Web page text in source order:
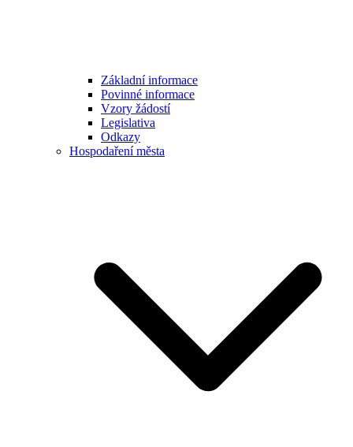
Základní informace
Povinné informace
Vzory žádostí
Legislativa
Odkazy
Hospodaření města